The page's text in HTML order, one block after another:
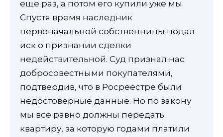
еще раз, а потом его купили уже мы.
Спустя время наследник
первоначальной собственницы подал
иск о признании сделки
недействительной. Суд признал нас
добросовестными покупателями,
подтвердив, что в Росреестре были
недостоверные данные. Но по закону
мы все равно должны передать
квартиру, за которую годами платили